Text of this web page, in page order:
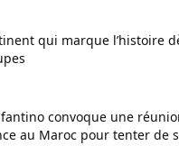
qui marque l’histoire
convoque une
au Maroc pour tenter de